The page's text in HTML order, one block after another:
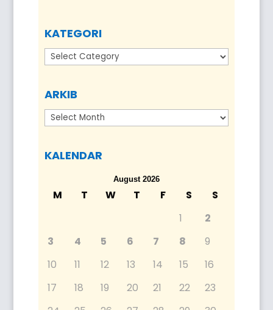
KATEGORI
Kategori
ARKIB
Arkib
KALENDAR
August 2026
M T W T F S
S
1
2
3
4 5 6 7 8
9
10
11 12 13 14 15
16
17
18 19 20 21 22
23